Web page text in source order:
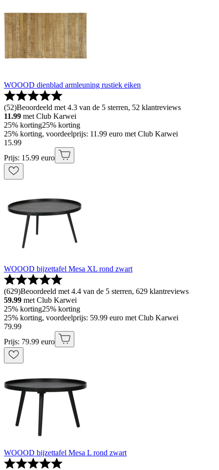
WOOOD dienblad armleuning rustiek eiken
(52)Beoordeeld met 4.3 van de 5 sterren, 52 klantreviews
11.99 met Club Karwei
25% korting25% korting
25% korting, voordeelprijs: 11.99 euro met Club Karwei
15.99
Prijs: 15.99 euro
WOOOD bijzettafel Mesa XL rond zwart
(629)Beoordeeld met 4.4 van de 5 sterren, 629 klantreviews
59.99 met Club Karwei
25% korting25% korting
25% korting, voordeelprijs: 59.99 euro met Club Karwei
79.99
Prijs: 79.99 euro
WOOOD bijzettafel Mesa L rond zwart